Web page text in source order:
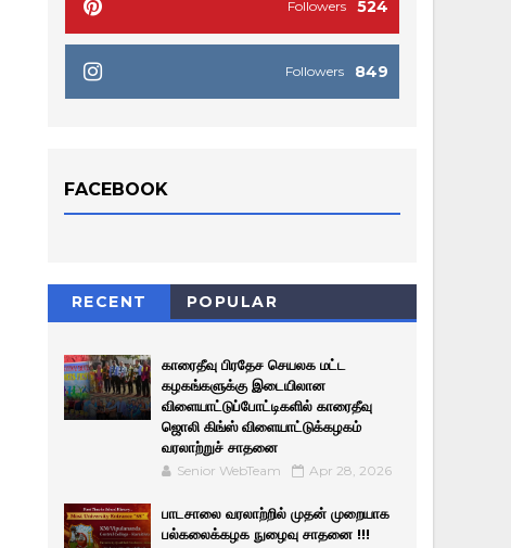
524
Followers
849
Followers
FACEBOOK
RECENT POPULAR
காரைதீவு பிரதேச செயலக மட்ட
கழகங்களுக்கு இடையிலான
விளையாட்டுப்போட்டிகளில் காரைதீவு
ஜொலி கிங்ஸ் விளையாட்டுக்கழகம்
வரலாற்றுச் சாதனை
Senior WebTeam Apr 28, 2026
பாடசாலை வரலாற்றில் முதன் முறையாக
பல்கலைக்கழக நுழைவு சாதனை !!!